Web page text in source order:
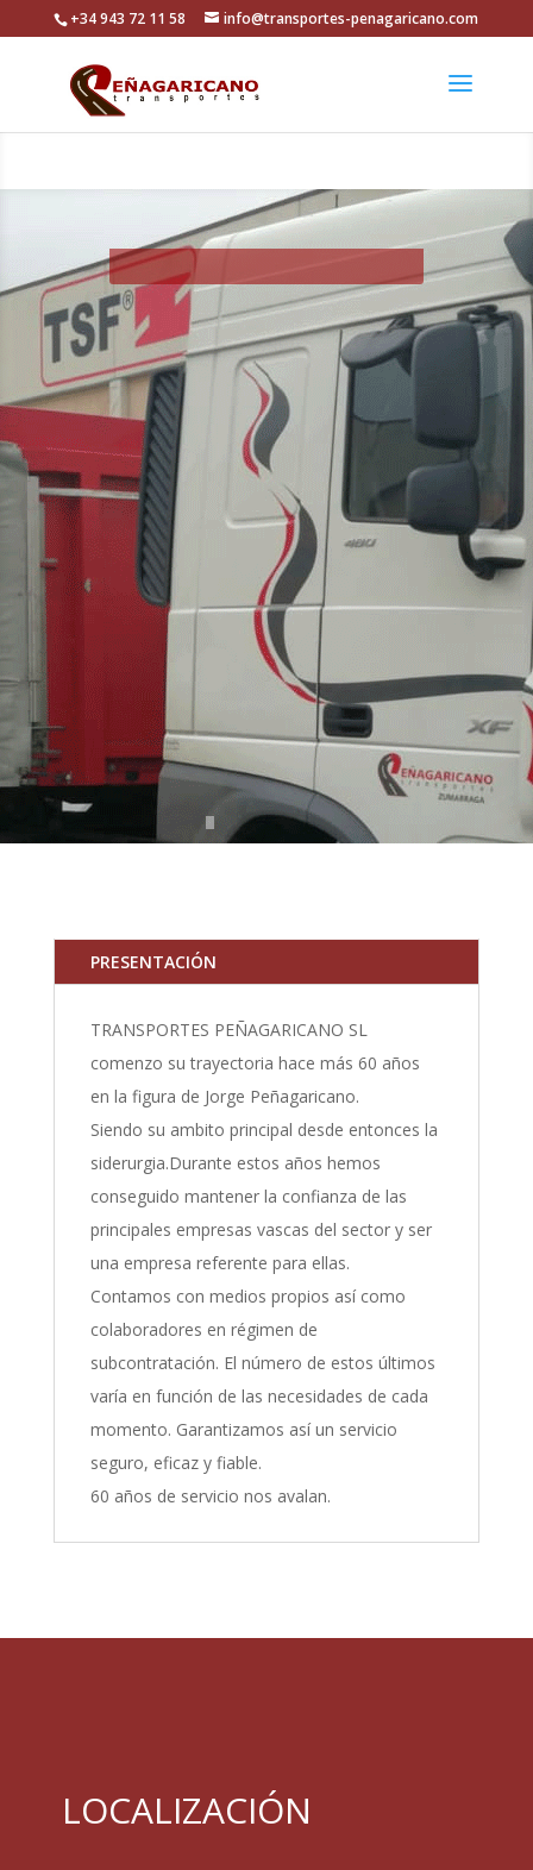
+34 943 72 11 58 info@transportes-penagaricano.com
PRESENTACIÓN
TRANSPORTES PEÑAGARICANO SL
comenzo su trayectoria hace más 60 años
en la figura de Jorge Peñagaricano.
Siendo su ambito principal desde entonces la
siderurgia.Durante estos años hemos
conseguido mantener la confianza de las
principales empresas vascas del sector y ser
una empresa referente para ellas.
Contamos con medios propios así como
colaboradores en régimen de
subcontratación. El número de estos últimos
varía en función de las necesidades de cada
momento. Garantizamos así un servicio
seguro, eficaz y fiable.
60 años de servicio nos avalan.
LOCALIZACIÓN